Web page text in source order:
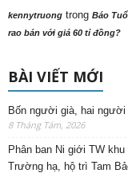
kennytruong trong Báo
rao bán với giá 60 tỉ đồng?
BÀI VIẾT MỚI
Bốn người già, hai
8 Tháng Tám, 2026
Phân ban Ni giới TW
Trường hạ, hộ trì Tam